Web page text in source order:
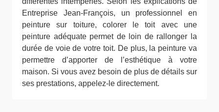
Entreprise Jean-François, un professionnel en
peinture sur toiture, colorer le toit avec une
peinture adéquate permet de loin de rallonger la
durée de voie de votre toit. De plus, la peinture va
permettre d’apporter de l’esthétique à votre
maison. Si vous avez besoin de plus de détails sur
ses prestations, appelez-le directement.